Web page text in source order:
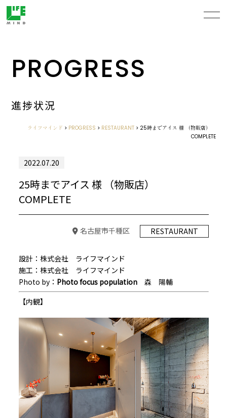
PROGRESS
進捗状況
ライフマインド > PROGRESS > RESTAURANT> 25時までアイス 様 （物販店）
COMPLETE
2022.07.20
25時までアイス 様 （物販店）
COMPLETE
名古屋市千種区 RESTAURANT
設計：株式会社 ライフマインド
施工：株式会社 ライフマインド
Photo by： Photo focus population 森 陽輔
【内観】